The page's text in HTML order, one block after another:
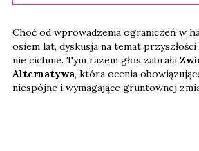
Choć od wprowadzenia ograniczeń w
osiem lat, dyskusja na temat
nie cichnie. Tym razem głos zabrała
Alternatywa, która ocenia
niespójne i wymagające gruntownej